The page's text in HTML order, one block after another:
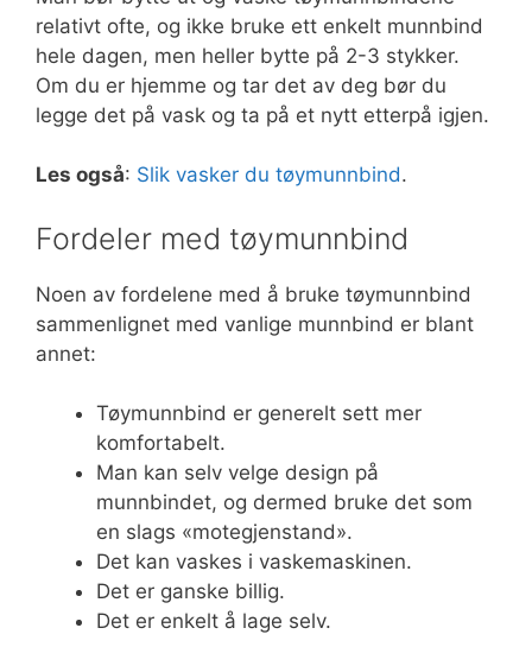
relativt ofte, og ikke bruke ett enkelt munnbind
hele dagen, men heller bytte på 2-3 stykker.
Om du er hjemme og tar det av deg bør du
legge det på vask og ta på et nytt etterpå igjen.
Les også: Slik vasker du tøymunnbind.
Fordeler med tøymunnbind
Noen av fordelene med å bruke tøymunnbind
sammenlignet med vanlige munnbind er blant
annet:
Tøymunnbind er generelt sett mer
komfortabelt.
Man kan selv velge design på
munnbindet, og dermed bruke det som
en slags «motegjenstand».
Det kan vaskes i vaskemaskinen.
Det er ganske billig.
Det er enkelt å lage selv.